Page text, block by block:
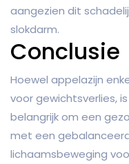
aangezien dit
slokdarm.
Conclusie
Hoewel appelazijn
voor gewichtsverlies,
belangrijk om een
met een
lichaamsbeweging